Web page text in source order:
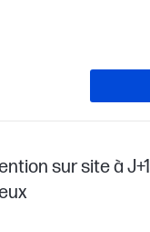
sur site à